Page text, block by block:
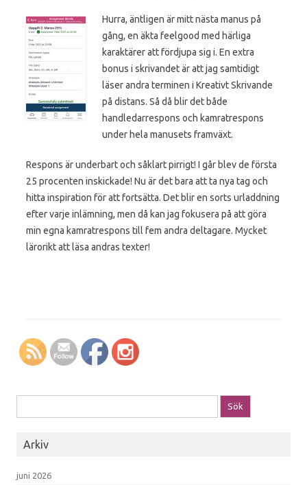
Hurra, äntligen är mitt nästa manus på
gång, en äkta feelgood med härliga
karaktärer att fördjupa sig i. En extra
bonus i skrivandet är att jag samtidigt
läser andra terminen i Kreativt Skrivande
på distans. Så då blir det både
handledarrespons och kamratrespons
under hela manusets framväxt.
Respons är underbart och såklart pirrigt! I går blev de första
25 procenten inskickade! Nu är det bara att ta nya tag och
hitta inspiration för att fortsätta. Det blir en sorts urladdning
efter varje inlämning, men då kan jag fokusera på att göra
min egna kamratrespons till fem andra deltagare. Mycket
lärorikt att läsa andras texter!
Arkiv
juni 2026